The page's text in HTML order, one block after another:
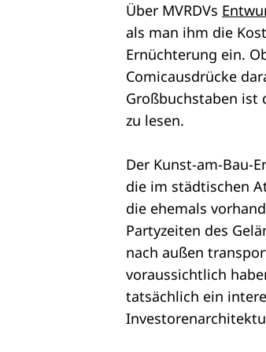
Über MVRDVs
als man ihm die
Ernüchterung ein.
Comicausdrücke
Großbuchstaben ist
zu lesen.
Der Kunst-am-Bau-
die im städtischen
die ehemals
Partyzeiten des
nach außen
voraussichtlich
tatsächlich ein